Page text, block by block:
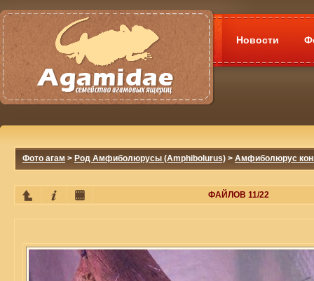
Новости
Фото агам > Род Амфиболюрусы (Amphibolurus) > Амфиболюрус
ФАЙЛОВ 11/22